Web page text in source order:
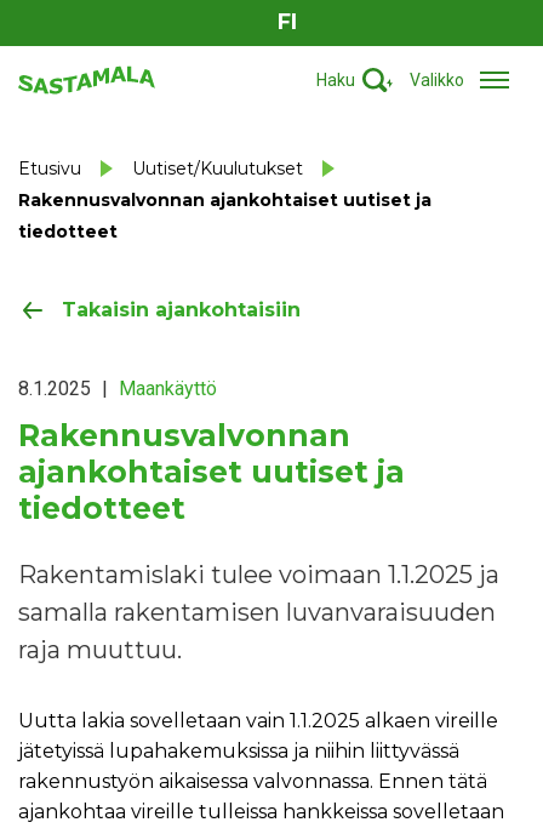
FI
Haku Valikko
Etusivu
Uutiset/Kuulutukset
Rakennusvalvonnan ajankohtaiset uutiset ja
tiedotteet
Takaisin ajankohtaisiin
8.1.2025 | Maankäyttö
Rakennusvalvonnan
ajankohtaiset uutiset ja
tiedotteet
Rakentamislaki tulee voimaan 1.1.2025 ja
samalla rakentamisen luvanvaraisuuden
raja muuttuu.
Uutta lakia sovelletaan vain 1.1.2025 alkaen vireille
jätetyissä lupahakemuksissa ja niihin liittyvässä
rakennustyön aikaisessa valvonnassa. Ennen tätä
ajankohtaa vireille tulleissa hankkeissa sovelletaan